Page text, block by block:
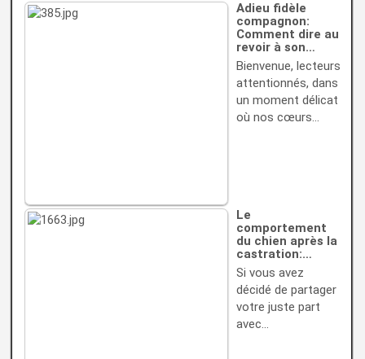
Adieu fidèle
compagnon:
Comment dire au
revoir à son…
Bienvenue, lecteurs
attentionnés, dans
un moment délicat
où nos cœurs…
Le
comportement
du chien après la
castration:…
Si vous avez
décidé de partager
votre juste part
avec…